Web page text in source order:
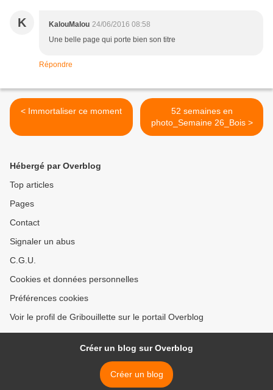
K KalouMalou 24/06/2016 08:58
Une belle page qui porte bien son titre
Répondre
< Immortaliser ce moment
52 semaines en
photo_Semaine 26_Bois >
Hébergé par Overblog
Top articles
Pages
Contact
Signaler un abus
C.G.U.
Cookies et données personnelles
Préférences cookies
Voir le profil de Gribouillette sur le portail Overblog
Créer un blog sur Overblog
Créer un blog